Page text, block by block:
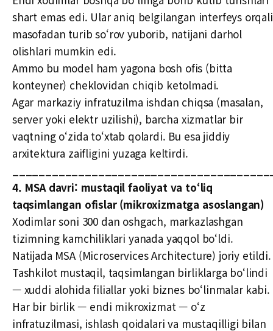
shart emas edi. Ular aniq belgilangan interfeys orqali
masofadan turib so‘rov yuborib, natijani darhol
olishlari mumkin edi.
Ammo bu model ham yagona bosh ofis (bitta
konteyner) cheklovidan chiqib ketolmadi.
Agar markaziy infratuzilma ishdan chiqsa (masalan,
server yoki elektr uzilishi), barcha xizmatlar bir
vaqtning o‘zida to‘xtab qolardi. Bu esa jiddiy
arxitektura zaifligini yuzaga keltirdi.
4. MSA davri: mustaqil faoliyat va to‘liq
taqsimlangan ofislar (mikroxizmatga asoslangan)
Xodimlar soni 300 dan oshgach, markazlashgan
tizimning kamchiliklari yanada yaqqol bo‘ldi.
Natijada MSA (Microservices Architecture) joriy etildi.
Tashkilot mustaqil, taqsimlangan birliklarga bo‘lindi
— xuddi alohida filiallar yoki biznes bo‘linmalar kabi.
Har bir birlik — endi mikroxizmat — o‘z
infratuzilmasi, ishlash qoidalari va mustaqilligi bilan